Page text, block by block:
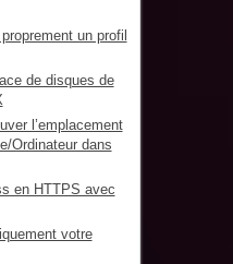
un profil
de disques de
l’emplacement
Ordinateur dans
en HTTPS avec
votre